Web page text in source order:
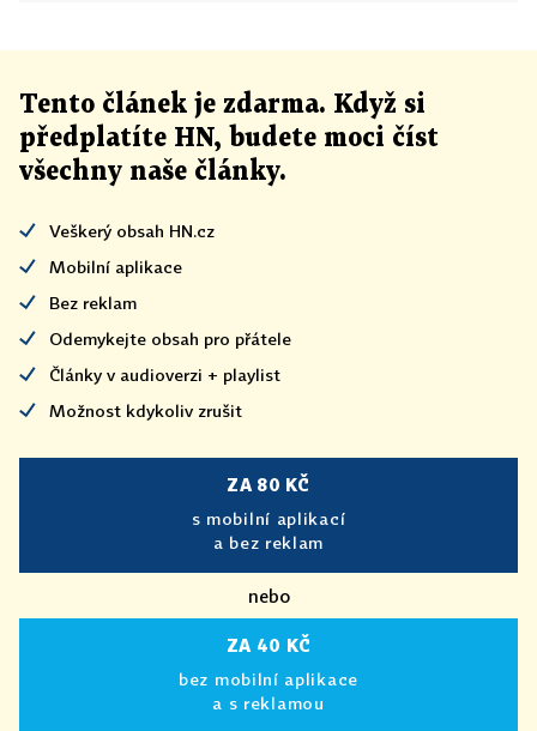
Tento článek je zdarma. Když si
předplatíte HN, budete moci číst
všechny naše články.
Veškerý obsah HN.cz
Mobilní aplikace
Bez reklam
Odemykejte obsah pro přátele
Články v audioverzi + playlist
Možnost kdykoliv zrušit
ZA 80 KČ
s mobilní aplikací
a bez reklam
nebo
ZA 40 KČ
bez mobilní aplikace
a s reklamou